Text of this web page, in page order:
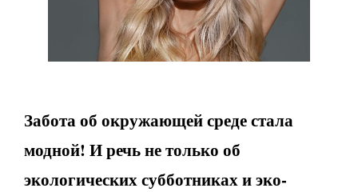
Забота об окружающей среде стала
модной! И речь не только об
экологических субботниках и эко-